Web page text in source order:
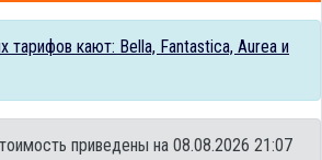
тарифов кают: Bella, Fantastica, Aurea и
приведены на 08.08.2026 21:07